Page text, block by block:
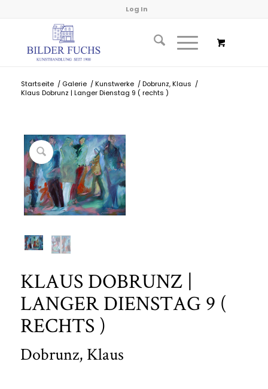
Log In
Startseite / Galerie / Kunstwerke / Dobrunz, Klaus /
Klaus Dobrunz | Langer Dienstag 9 ( rechts )
KLAUS DOBRUNZ |
LANGER DIENSTAG 9 (
RECHTS )
Dobrunz, Klaus